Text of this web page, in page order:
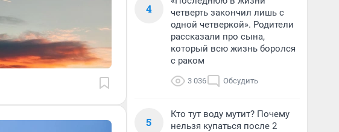
4
четверть закончил лишь с
одной четверкой». Родители
рассказали про сына,
который всю жизнь боролся
с раком
3 036 Обсудить
5
Кто тут воду мутит? Почему
нельзя купаться после 2